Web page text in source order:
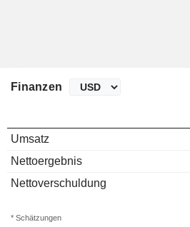
Finanzen
Umsatz
Nettoergebnis
Nettoverschuldung
* Schätzungen